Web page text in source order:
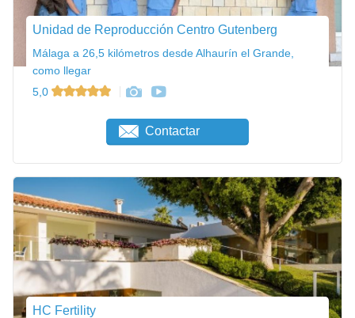
Unidad de Reproducción Centro Gutenberg
Málaga a 26,5 kilómetros desde Alhaurín el Grande,
como llegar
5,0
Contactar
HC Fertility